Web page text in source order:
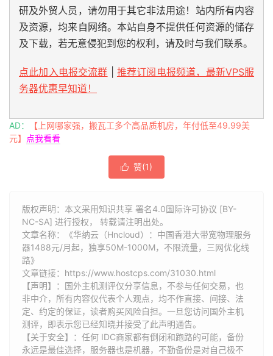
研及外贸人员，请勿用于其它非法用途！站内所有内容
及资源，均来自网络。本站自身不提供任何资源的储存
及下载，若无意侵犯到您的权利，请及时与我们联系。
点此加入电报交流群
推荐订阅电报频道，最新VPS服
务器优惠早知道！
AD：
【上网哪家强，搬瓦工多个高品质机房，年付低至49.99美
元】
点我看看
 赞(1)
版权声明：本文采用知识共享 署名4.0国际许可协议 [BY-
NC-SA] 进行授权， 转载请注明出处。
文章名称：《华纳云（Hncloud）：中国香港大带宽物理服务
器1488元/月起，独享50M-1000M，不限流量，三网优化线
路》
文章链接： https://www.hostcps.com/31030.html
【声明】：国外主机测评仅分享信息，不参与任何交易，也
非中介，所有内容仅代表个人观点，均不作直接、间接、法
定、约定的保证，读者购买风险自担。一旦您访问国外主机
测评，即表示您已经知晓并接受了此声明通告。
【关于安全】：任何 IDC商家都有倒闭和跑路的可能，备份
永远是最佳选择，服务器也是机器，不勤备份是对自己极不